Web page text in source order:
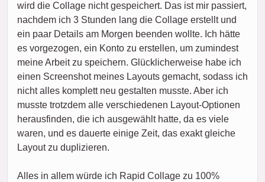
wird die Collage nicht gespeichert. Das ist mir passiert,
nachdem ich 3 Stunden lang die Collage erstellt und
ein paar Details am Morgen beenden wollte. Ich hätte
es vorgezogen, ein Konto zu erstellen, um zumindest
meine Arbeit zu speichern. Glücklicherweise habe ich
einen Screenshot meines Layouts gemacht, sodass ich
nicht alles komplett neu gestalten musste. Aber ich
musste trotzdem alle verschiedenen Layout-Optionen
herausfinden, die ich ausgewählt hatte, da es viele
waren, und es dauerte einige Zeit, das exakt gleiche
Layout zu duplizieren.
Alles in allem würde ich Rapid Collage zu 100%